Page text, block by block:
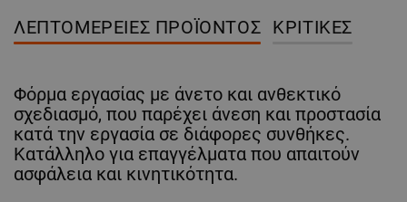
ΛΕΠΤΟΜΈΡΕΙΕΣ ΠΡΟΪΌΝΤΟΣ ΚΡΙΤΙΚΈΣ
Φόρμα εργασίας με άνετο και ανθεκτικό
σχεδιασμό, που παρέχει άνεση και προστασία
κατά την εργασία σε διάφορες συνθήκες.
Κατάλληλο για επαγγέλματα που απαιτούν
ασφάλεια και κινητικότητα.